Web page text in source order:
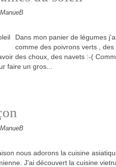
Dans mon panier de légumes
comme des poivrons verts ,
des choux, des navets :-(
faire un gros...
nous adorons la cuisine
J'ai découvert la cuisine